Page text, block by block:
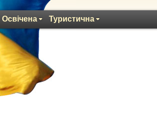
Освічена Туристична